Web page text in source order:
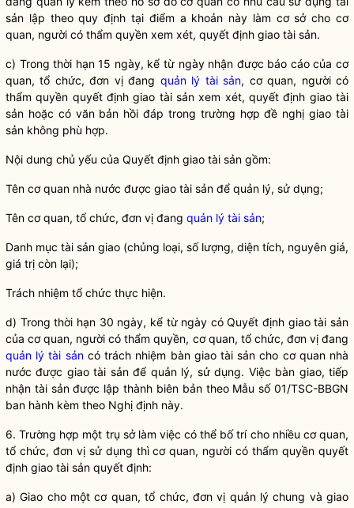
sản lập theo quy định tại điểm a khoản này làm cơ sở cho cơ
quan, người có thẩm quyền xem xét, quyết định giao tài sản.
c) Trong thời hạn 15 ngày, kể từ ngày nhận được báo cáo của cơ
quan, tổ chức, đơn vị đang quản lý tài sản, cơ quan, người có
thẩmquyền quyết định giao tài sản xem xét, quyết định giao tài
sản hoặc có văn bản hồi đáp trong trường hợp đề nghị giao tài
sản không phù hợp.
Nội dung chủ yếu của Quyết định giao tài sản gồm:
Tên cơ quan nhà nước được giao tài sản để quản lý, sử dụng;
Tên cơ quan, tổ chức, đơn vị đang quản lý tài sản;
Danh mục tài sản giao (chủng loại, số lượng, diện tích, nguyên giá,
giá trị còn lại);
Trách nhiệm tổ chức thực hiện.
d) Trong thời hạn 30 ngày, kể từ ngày có Quyết định giao tài sản
của cơ quan, người có thẩmquyền, cơ quan, tổ chức, đơn vị đang
quản lý tài sảncó trách nhiệm bàn giao tài sản cho cơ quan nhà
nước được giao tài sản để quản lý, sử dụng. Việc bàn giao, tiếp
nhận tài sản được lập thành biên bản theo Mẫu số 01/TSC-BBGN
ban hành kèm theo Nghị định này.
6. Trường hợp một trụ sở làm việc có thể bố trí cho nhiều cơ quan,
tổ chức, đơn vị sử dụng thì cơ quan, người có thẩmquyền quyết
định giao tài sản quyết định:
a) Giao cho một cơ quan, tổ chức, đơn vị quản lý chung và giao